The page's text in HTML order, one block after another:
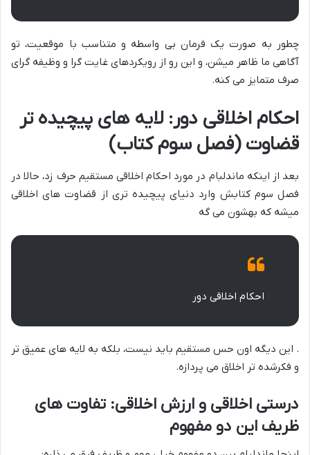
چطور به صورت یک فرمان بی واسطه و متناسب با موقعیت، تو
آگاهی ما ظاهر میشن، و این رو از رویکردهای غایت گرا و وظیفه گرای
صرف متمایز می کنه.
احکام اخلاقی دور: لایه های پیچیده تر
قضاوت (فصل سوم کتاب)
بعد از اینکه ماندلبام در مورد احکام اخلاقی مستقیم حرف زد، حالا در
فصل سوم کتابش وارد دنیای پیچیده تری از قضاوت های اخلاقی
میشه که بهشون می گه
احکام اخلاقی دور
. این دیگه اون حس مستقیم باید نیست، بلکه به لایه های عمیق تر
و فکرشده تر اخلاق می پردازه.
درستی اخلاقی و ارزش اخلاقی: تفاوت های
ظریف این دو مفهوم